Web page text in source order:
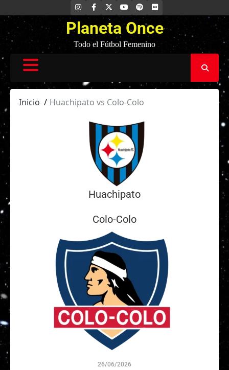
al
contenido
INSTAGRAM
FACEBOOK YOUTUBE
SPOTIFYFLICKR
Planeta Once
Todo el Fútbol Femenino
Inicio Huachipato vs Colo-Colo
Huachipato
Colo-Colo
26/06/2026